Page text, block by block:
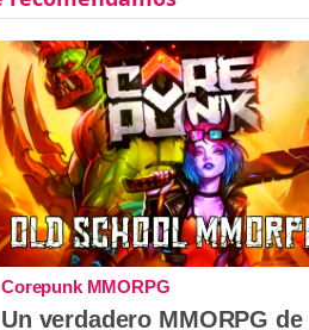
Corepunk MMORPG
Un verdadero MMORPG de